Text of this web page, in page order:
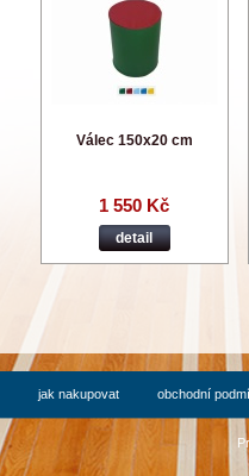
Válec 150x20 cm
1 550 Kč
detail
jak nakupovat obchodní